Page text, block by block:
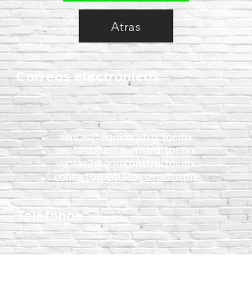
Atras
Correos electrónicos
ventas@equiconstructor.mx
ventas1@equiconstructor.mx
ventas2@equiconstructor.mx
contacto@equiconstructor.mx
Teléfonos